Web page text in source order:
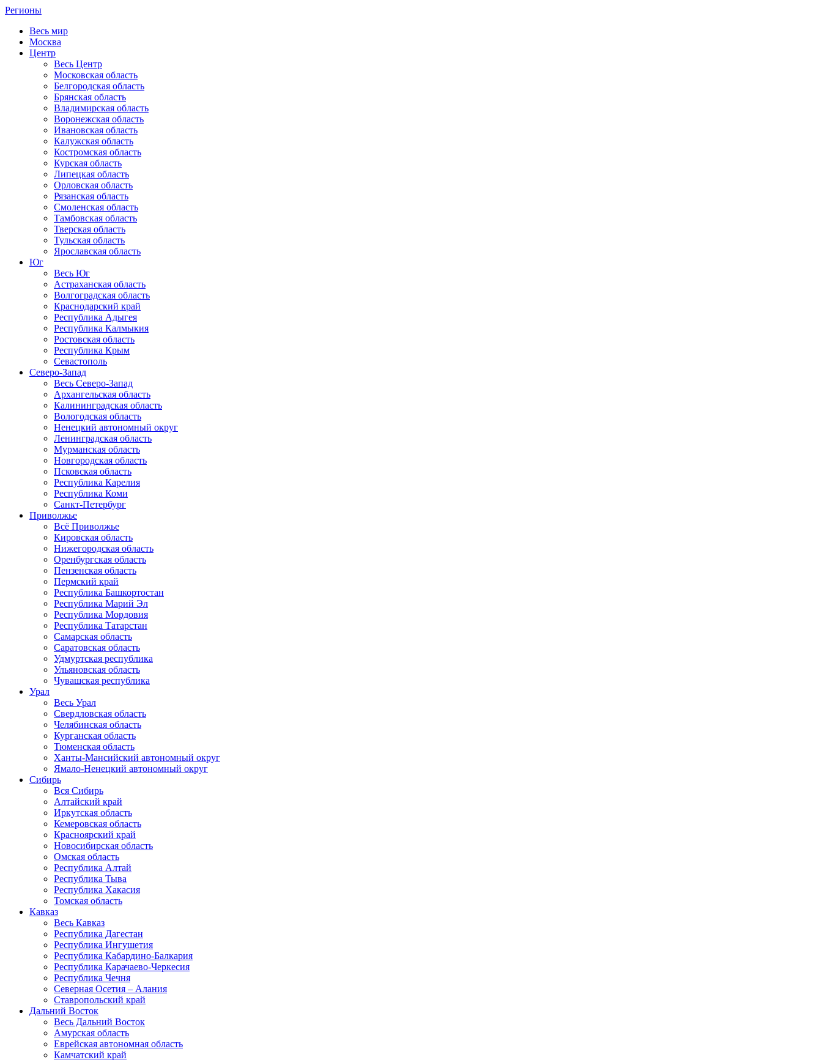
Регионы
Весь мир
Москва
Центр
Весь Центр
Московская область
Белгородская область
Брянская область
Владимирская область
Воронежская область
Ивановская область
Калужская область
Костромская область
Курская область
Липецкая область
Орловская область
Рязанская область
Смоленская область
Тамбовская область
Тверская область
Тульская область
Ярославская область
Юг
Весь Юг
Астраханская область
Волгоградская область
Краснодарский край
Республика Адыгея
Республика Калмыкия
Ростовская область
Республика Крым
Севастополь
Северо-Запад
Весь Северо-Запад
Архангельская область
Калининградская область
Вологодская область
Ненецкий автономный округ
Ленинградская область
Мурманская область
Новгородская область
Псковская область
Республика Карелия
Республика Коми
Санкт-Петербург
Приволжье
Всё Приволжье
Кировская область
Нижегородская область
Оренбургская область
Пензенская область
Пермский край
Республика Башкортостан
Республика Марий Эл
Республика Мордовия
Республика Татарстан
Самарская область
Саратовская область
Удмуртская республика
Ульяновская область
Чувашская республика
Урал
Весь Урал
Свердловская область
Челябинская область
Курганская область
Тюменская область
Ханты-Мансийский автономный округ
Ямало-Ненецкий автономный округ
Сибирь
Вся Сибирь
Алтайский край
Иркутская область
Кемеровская область
Красноярский край
Новосибирская область
Омская область
Республика Алтай
Республика Тыва
Республика Хакасия
Томская область
Кавказ
Весь Кавказ
Республика Дагестан
Республика Ингушетия
Республика Кабардино-Балкария
Республика Карачаево-Черкесия
Республика Чечня
Северная Осетия – Алания
Ставропольский край
Дальний Восток
Весь Дальний Восток
Амурская область
Еврейская автономная область
Камчатский край